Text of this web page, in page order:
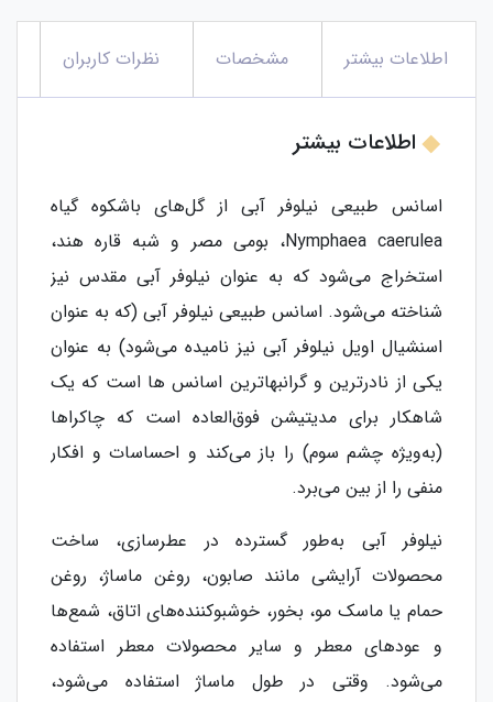
اطلاعات بیشتر مشخصات نظرات کاربران
اطلاعات بیشتر
اسانس طبیعی نیلوفر آبی از گل‌های باشکوه گیاه
Nymphaea caerulea، بومی مصر و شبه قاره هند،
استخراج می‌شود که به عنوان نیلوفر آبی مقدس نیز
شناخته می‌شود. اسانس طبیعی نیلوفر آبی (که به عنوان
اسنشیال اویل نیلوفر آبی نیز نامیده می‌شود) به عنوان
یکی از نادرترین و گرانبهاترین اسانس ها است که یک
شاهکار برای مدیتیشن فوق‌العاده است که چاکراها
(به‌ویژه چشم سوم) را باز می‌کند و احساسات و افکار
منفی را از بین می‌برد.
نیلوفر آبی به‌طور گسترده در عطرسازی، ساخت
محصولات آرایشی مانند صابون، روغن ماساژ، روغن
حمام یا ماسک‌ مو، بخور، خوشبوکننده‌های اتاق، شمع‌ها
و عودهای معطر و سایر محصولات معطر استفاده
می‌شود. وقتی در طول ماساژ استفاده می‌شود،